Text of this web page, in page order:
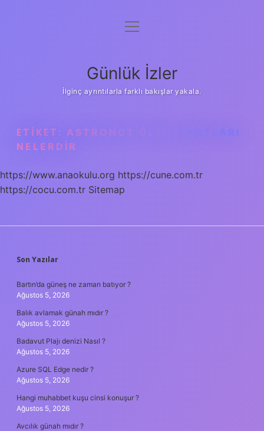
Anasayfa
Yasal Uyarı
menüyü
Günlük İzler
İlginç ayrıntılarla farklı bakışlar yakala.
ETIKET: ASTRONOT OLMA ŞARTLARI
NELERDIR
https://www.anaokulu.org https://cune.com.tr
https://cocu.com.tr Sitemap
SIDEBAR
Son Yazılar
Bartın’da güneş ne zaman batıyor ?
Ağustos 5, 2026
Balık avlamak günah mıdır ?
Ağustos 5, 2026
Badavut Plajı denizi Nasıl ?
Ağustos 5, 2026
Azure SQL Edge nedir ?
Ağustos 5, 2026
Hangi muhabbet kuşu cinsi konuşur ?
Ağustos 5, 2026
Avcılık günah mıdır ?